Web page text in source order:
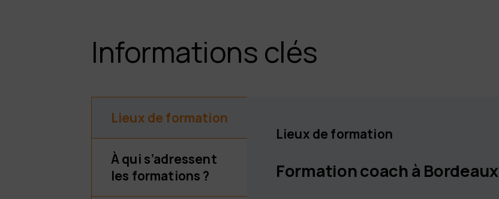
Informations clés
Lieux de formation
À qui s’adressent
les formations ?
Lieux de formation
Formation coach à Bordeaux